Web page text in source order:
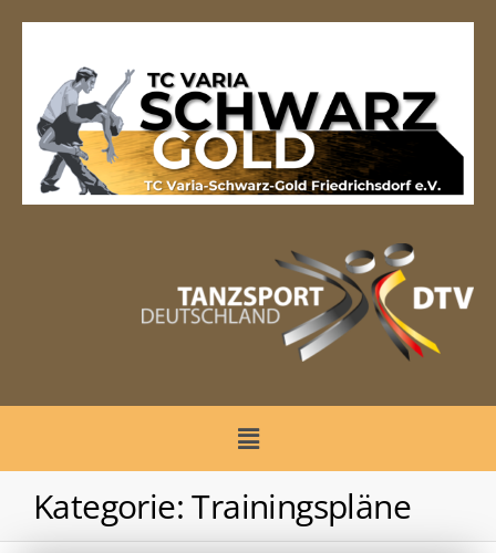
Kategorie:Trainingspläne